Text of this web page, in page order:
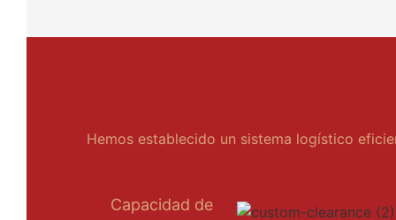
Hemos establecido un sistema logístico
Capacidad de